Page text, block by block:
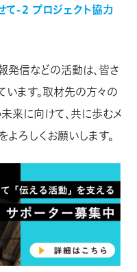
て-２ プロジェクト協力
信などの活動は、皆さ
います。取材先の方々の
未来に向けて、共に歩むメ
よろしくお願いします。